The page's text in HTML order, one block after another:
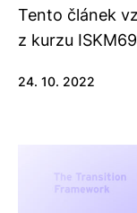
Tento článek
z kurzu
24. 10. 2022